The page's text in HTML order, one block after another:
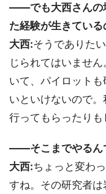
――でも大西さんの
た経験が生きている
大西:そうでありた
じられてはいませ
いて、パイロット
いといけないので
行ってもらったりも
――そこまでやるん
大西:ちょっと変わ
すね。その研究者